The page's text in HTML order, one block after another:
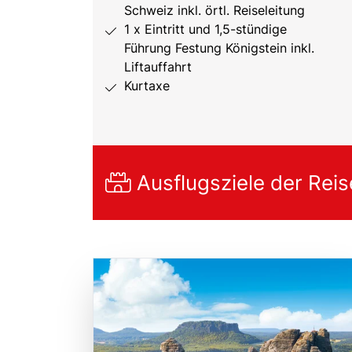
Schweiz inkl. örtl. Reiseleitung
1 x Eintritt und 1,5-stündige
Führung Festung Königstein inkl.
Liftauffahrt
Kurtaxe
Ausflugsziele der